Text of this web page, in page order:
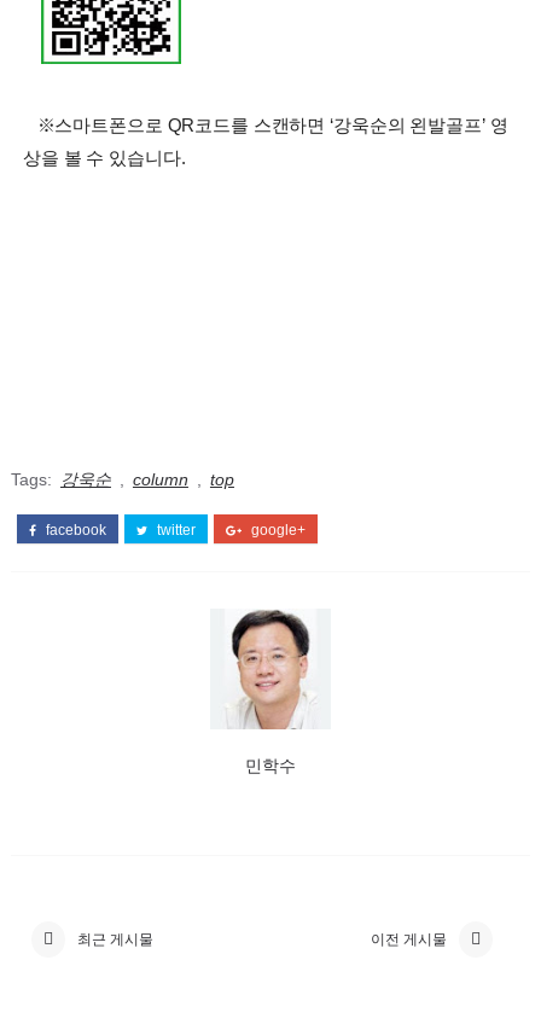
※스마트폰으로 QR코드를 스캔하면 ‘강욱순의 왼발골프’ 영
상을 볼 수 있습니다.
Tags: 강욱순 column top
facebook twitter google+
민학수
최근 게시물 이전 게시물